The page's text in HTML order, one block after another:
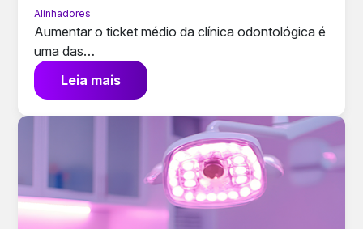
Alinhadores
Aumentar o ticket médio da clínica odontológica é
uma das…
Leia mais